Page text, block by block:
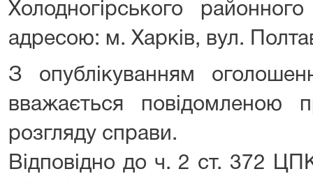
Холодногірського
адресою: м. Харків, вул.
З опублікуванням
вважається повідомленою
розгляду справи.
Відповідно до ч. 2 ст. 372